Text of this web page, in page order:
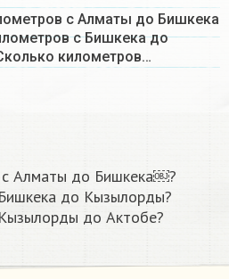
с Алматы до Бишкека
с Бишкека до
километров…
Алматы до Бишкека￼?
до Кызылорды?
до Актобе?